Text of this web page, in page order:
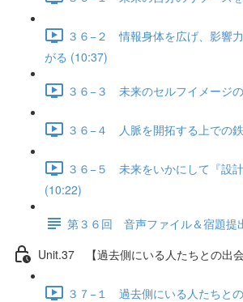
３６−２ 情報身体を広げ、影響
がる (10:37)
３６−３ 未来のセルフイメージ
３６−４ 人脈を開拓する上での
３６−５ 未来をいかにして『設
(10:22)
第３６回 音声ファイル＆宿題提
Unit.37 【過去側にいる人たちとの出会
３７−１ 過去側にいる人たちと